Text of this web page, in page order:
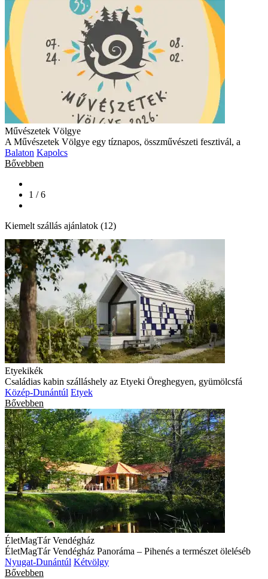
Művészetek Völgye
A Művészetek Völgye egy tíznapos, összművészeti fesztivál, a
Balaton Kapolcs
Bővebben
1 / 6
Kiemelt szállás ajánlatok (12)
Etyekikék
Családias kabin szálláshely az Etyeki Öreghegyen, gyümölcsfá
Közép-Dunántúl Etyek
Bővebben
ÉletMagTár Vendégház
ÉletMagTár Vendégház Panoráma – Pihenés a természet öleléséb
Nyugat-Dunántúl Kétvölgy
Bővebben